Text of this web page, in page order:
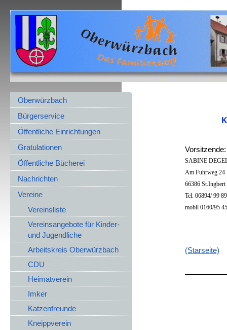
Vorsitzende:
SABINE
Am Fuhrweg 24
66386 St.Ingbert
Tel. 06894/ 99
mobil 0160/95
(Starseite)
Oberwürzbach
Bürgerservice
Öffentliche Einrichtungen
Gratulationen
Öffentliche Bücherei
Nachrichten
Vereine
Vereinsliste
Vereinsangebote für Kinder-
und Jugendliche
Arbeitskreis Oberwürzbach
CDU
Heimatverein
Imker
Katzenfreunde
Kneippverein